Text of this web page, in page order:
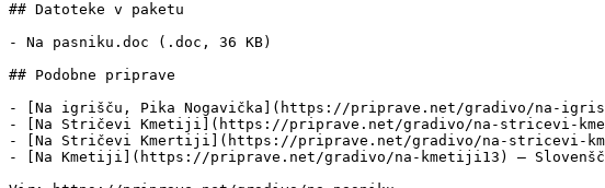
## Datoteke v paketu
- Na pasniku.doc (.doc, 36 KB)
## Podobne priprave
- [Na igrišču, Pika Nogavička](https://priprave.net/gradivo/na-
- [Na Stričevi Kmetiji](https://priprave.net/gradivo/na-stricevi-
- [Na Stričevi Kmertiji](https://priprave.net/gradivo/na-stricevi-
- [Na Kmetiji](https://priprave.net/gradivo/na-kmetiji13) —